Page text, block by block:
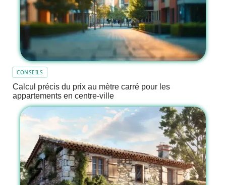
CONSEILS
Calcul précis du prix au mètre carré pour les
appartements en centre-ville